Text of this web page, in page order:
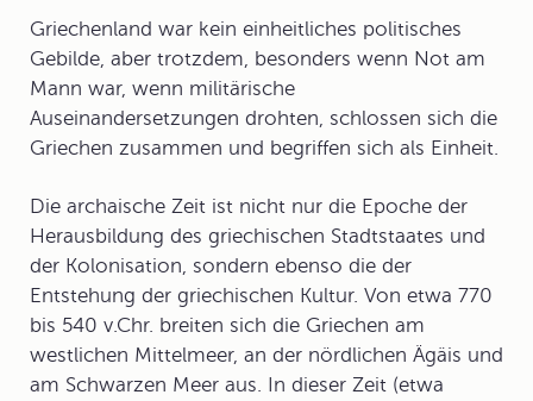
Griechenland war kein einheitliches politisches
Gebilde, aber trotzdem, besonders wenn Not am
Mann war, wenn militärische
Auseinandersetzungen drohten, schlossen sich die
Griechen zusammen und begriffen sich als Einheit.
Die archaische Zeit ist nicht nur die Epoche der
Herausbildung des griechischen Stadtstaates und
der Kolonisation, sondern ebenso die der
Entstehung der griechischen Kultur. Von etwa 770
bis 540 v.Chr. breiten sich die Griechen am
westlichen Mittelmeer, an der nördlichen Ägäis und
am Schwarzen Meer aus. In dieser Zeit (etwa